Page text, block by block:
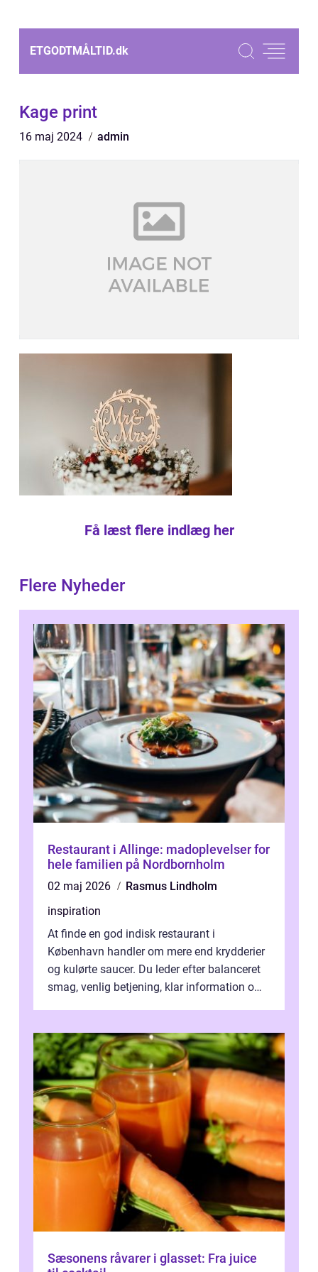
ETGODTMÅLTID.dk
Kage print
16 maj 2024 admin
Få læst flere indlæg her
Flere Nyheder
Restaurant i Allinge: madoplevelser for
hele familien på Nordbornholm
02 maj 2026
Rasmus Lindholm
inspiration
At finde en god indisk restaurant i
København handler om mere end krydderier
og kulørte saucer. Du leder efter balanceret
smag, venlig betjening, klar information om
Sæsonens råvarer i glasset: Fra juice